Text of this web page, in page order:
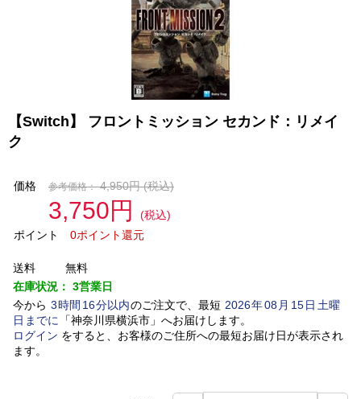
【Switch】 フロントミッション セカンド：リメイ
ク
価格 参考価格： 4,950円(税込)
3,750円
(税込)
ポイント
0ポイント還元
送料
無料
在庫状況： 3営業日
今から 3時間 16分以内のご注文で、最短 2026年08 月 15日土曜
日 までに 「神奈川県横浜市」 へお届けします。
ログイン をすると、お客様のご住所への最短お届け日が表示され
ます。